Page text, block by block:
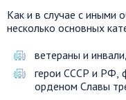
Как и в случае с иными
несколько основных
ветераны и
герои СССР и РФ,
орденом Славы